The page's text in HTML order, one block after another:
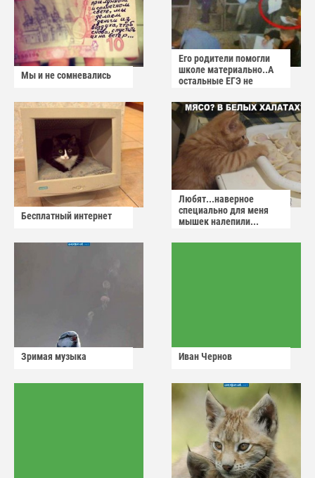
Мы и не сомневались
Его родители помогли
школе материально..А
остальные ЕГЭ не
Бесплатный интернет
Любят...наверное
специально для меня
мышек налепили...
Зримая музыка Иван Чернов